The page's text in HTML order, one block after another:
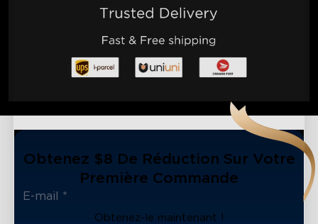
Obtenez $8 De Réduction Sur Votre
Première Commande
Obtenez-le maintenant !